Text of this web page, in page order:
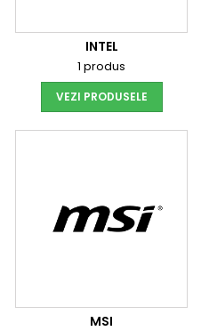
INTEL
1 produs
VEZI PRODUSELE
MSI